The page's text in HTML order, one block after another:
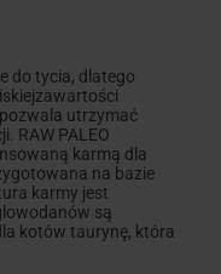
do tycia, dlatego
utrzymać
RAW PALEO
karmą dla
na bazie
karmy jest
są
kotów taurynę, która